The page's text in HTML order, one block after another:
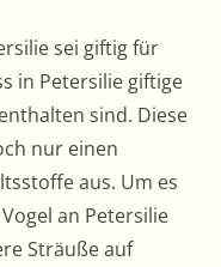
sei giftig für
in Petersilie giftige
sind. Diese
nur einen
aus. Um es
an Petersilie
Sträuße auf